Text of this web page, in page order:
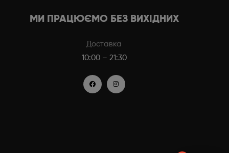
МИ ПРАЦЮЄМО БЕЗ ВИХІДНИХ
Доставка
10:00 – 21:30